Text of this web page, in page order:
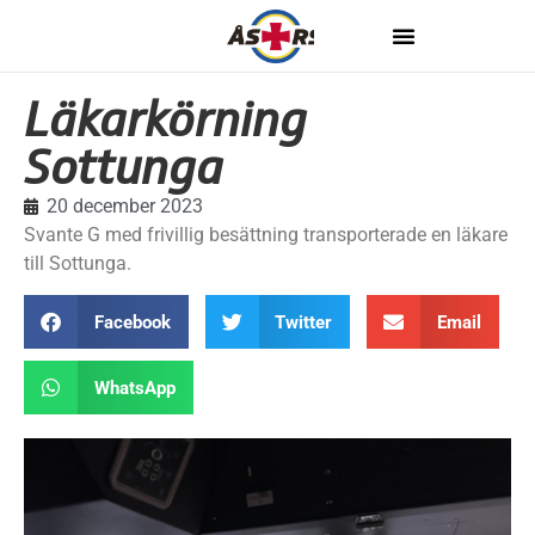
Läkarkörning
Sottunga
20 december 2023
Svante G med frivillig besättning transporterade en läkare
till Sottunga.
Facebook Twitter Email
WhatsApp